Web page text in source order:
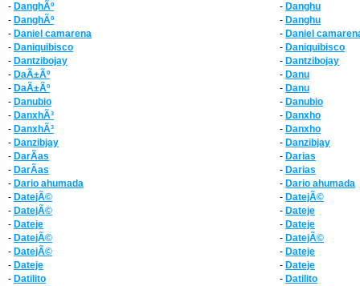
- DanghÃº - Danghu
- DanghÃº - Danghu
- Daniel camarena - Daniel
- Daniquibisco - Daniquibisco
- Dantzibojay - Dantzibojay
- DaÃ±Ãº - Danu
- DaÃ±Ãº - Danu
- Danubio - Danubio
- DanxhÃ³ - Danxho
- DanxhÃ³ - Danxho
- Danzibjay - Danzibjay
- DarÃ­as - Darias
- DarÃ­as - Darias
- Dario ahumada - Dario ahumada
- DatejÃ© - DatejÃ©
- DatejÃ© - Dateje
- Dateje - Dateje
- DatejÃ© - DatejÃ©
- DatejÃ© - Dateje
- Dateje - Dateje
- Datilito - Datilito